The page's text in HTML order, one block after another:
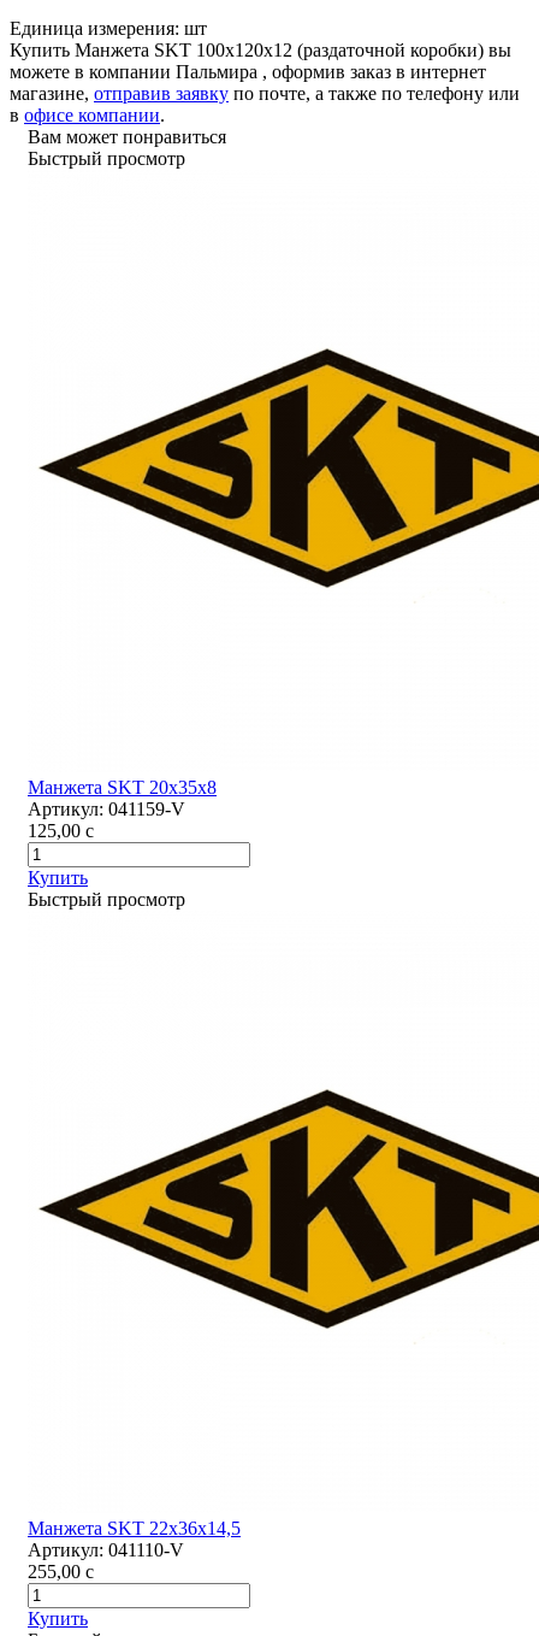
Единица измерения: шт
Купить Манжета SKT 100х120х12 (раздаточной коробки) вы
можете в компании Пальмира , оформив заказ в интернет
магазине, отправив заявку по почте, а также по телефону или
в офисе компании.
Вам может понравиться
Быстрый просмотр
Манжета SKT 20х35х8
Артикул: 041159-V
125,00 c
Купить
Быстрый просмотр
Манжета SKT 22х36х14,5
Артикул: 041110-V
255,00 c
Купить